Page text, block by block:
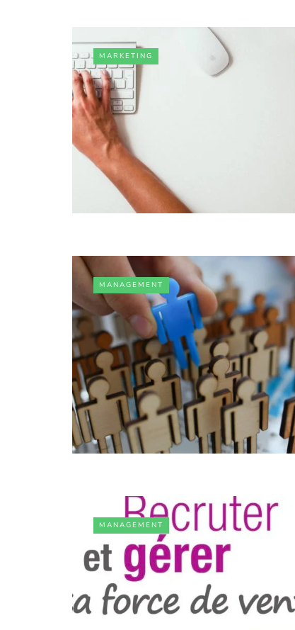
MARKETING
MANAGEMENT
MANAGEMENT